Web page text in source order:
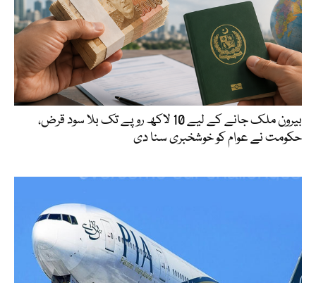
بیرون ملک جانے کے لیے 10 لاکھ روپے تک بلا سود قرض،
حکومت نے عوام کو خوشخبری سنا دی